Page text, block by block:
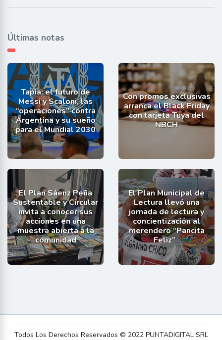
Últimas notas
Tapia: el futuro de
Messi y Scaloni, las
“operaciones” contra
Argentina y su sueño
para el Mundial 2030
Con promos exclusivas
arranca el Black Friday
con tarjeta Tuya del
NBCH
El Plan Sáenz Peña
Sustentable y Circular
invita a conocer sus
acciones en una
muestra abierta a la
comunidad
El Plan Municipal de
Lectura llevó una
jornada de lectura y
concientización al
merendero “Pancita
Feliz”
Todos Los Derechos Reservados © 2022 PUNTADIGITAL SRL